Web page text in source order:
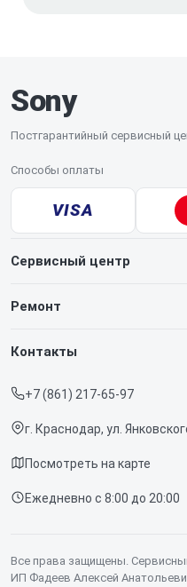
Sony
Постгарантийный сервисный
Способы оплаты
VISA
Сервисный центр
О нашем сервисе
Срочный ремонт
Доставка и способы оплаты
Диагностика
Контакты
Ремонт
Игровых приставок
Контакты
+7 (861) 217-65-97
г. Краснодар, ул.
Посмотреть на карте
Ежедневно с 8:00 до 20:00
Все права защищены.
ИП Фадеев Алексей